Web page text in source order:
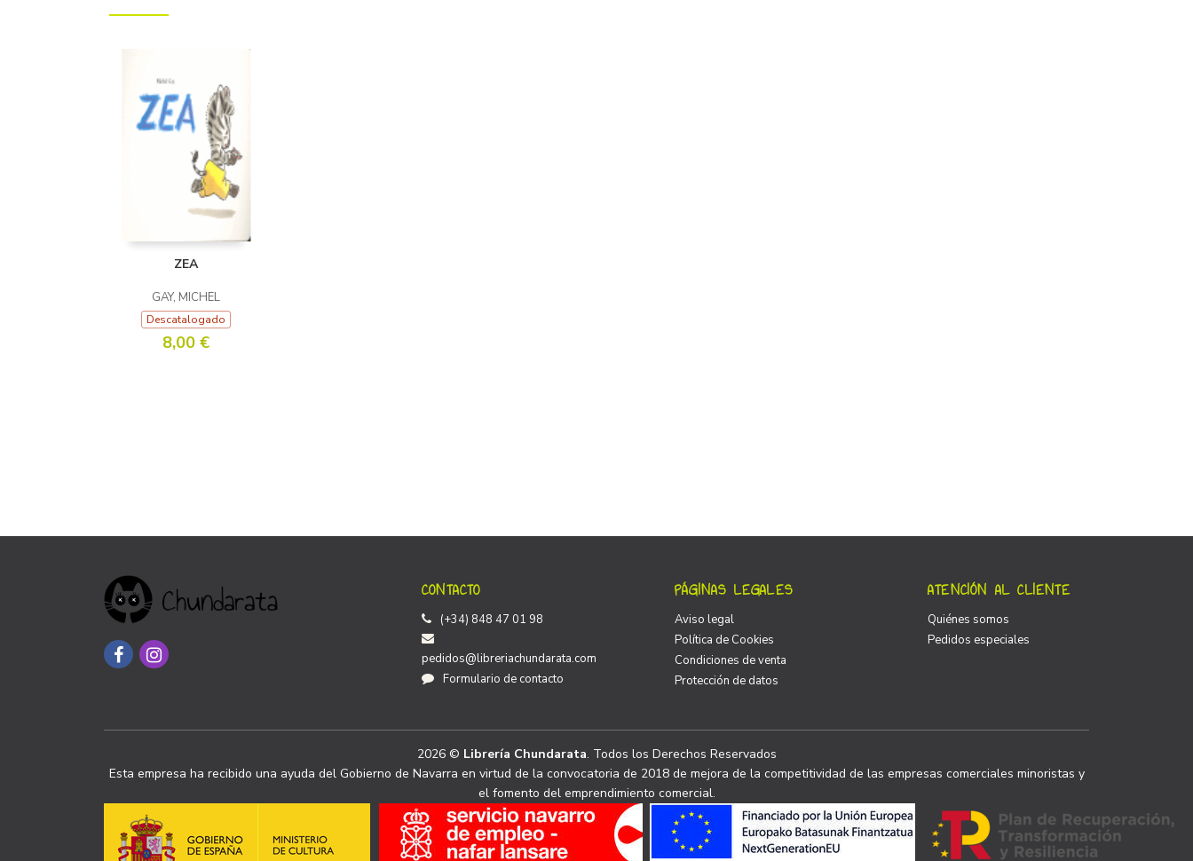
ZEA
GAY, MICHEL
Descatalogado
8,00 €
CONTACTO
(+34) 848 47 01 98
pedidos@libreriachundarata.com
Formulario de contacto
PÁGINAS LEGALES
Aviso legal
Política de Cookies
Condiciones de venta
Protección de datos
ATENCIÓN AL CLIENTE
Quiénes somos
Pedidos especiales
2026 © Librería Chundarata. Todos los Derechos Reservados
Esta empresa ha recibido una ayuda del Gobierno de Navarra en virtud de la convocatoria de 2018 de mejora de la competitividad de las empresas comerciales minoristas y
el fomento del emprendimiento comercial.